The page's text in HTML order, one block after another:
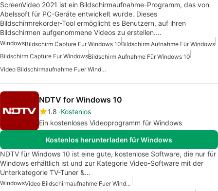
ScreenVideo 2021 ist ein Bildschirmaufnahme-Programm, das von
Abelssoft für PC-Geräte entwickelt wurde. Dieses
Bildschirmrekorder-Tool ermöglicht es Benutzern, auf ihren
Bildschirmen aufgenommene Videos zu erstellen.…
WindowsBildschirm Capture Fur Windows 10Bildschirm Aufnahme Für Windows
Bildschirm Capture Fur WindowsBildschirm Aufnahme Für Windows 10
Video Bildschirmaufnahme Fuer Windows
NDTV for Windows 10
1.8 Kostenlos
Ein kostenloses Videoprogramm für Windows
Kostenlos herunterladen für Windows
NDTV für Windows 10 ist eine gute, kostenlose Software, die nur für
Windows erhältlich ist und zur Kategorie Video-Software mit der
Unterkategorie TV-Tuner &…
Windows Video Bildschirmaufnahme Fuer Windows